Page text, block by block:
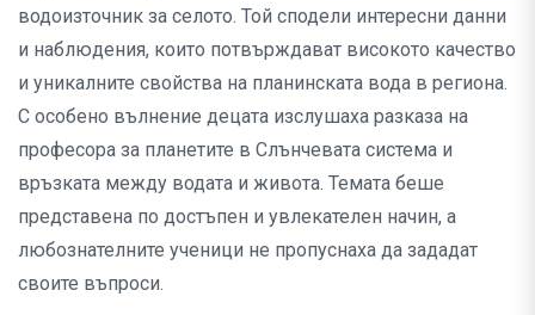
водоизточник за селото. Той сподели интересни данни
и наблюдения, които потвърждават високото качество
и уникалните свойства на планинската вода в региона.
С особено вълнение децата изслушаха разказа на
професора за планетите в Слънчевата система и
връзката между водата и живота. Темата беше
представена по достъпен и увлекателен начин, а
любознателните ученици не пропуснаха да зададат
своите въпроси.